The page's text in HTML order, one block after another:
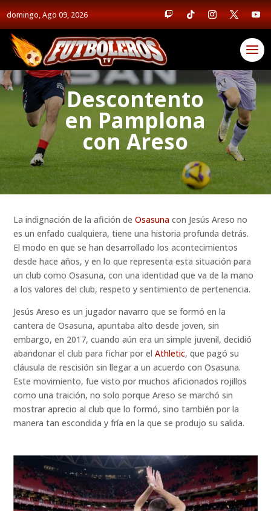
domingo, Ago 09, 2026
Descontento
en Pamplona
con Areso
La indignación de la afición deOsasunacon Jesús Areso no
es un enfado cualquiera, tiene una historia profunda detrás.
El modo en que se han desarrollado los acontecimientos
desde hace años, y en lo que representa esta situación para
un club como Osasuna, con una identidad que va de la mano
a los valores del club, respeto y sentimiento de pertenencia.
Jesús Areso es un jugador navarro que se formó en la
cantera de Osasuna, apuntaba alto desde joven, sin
embargo, en 2017, cuando aún era un simple juvenil, decidió
abandonar el club para fichar por elAthletic, que pagó su
cláusula de rescisión sin llegar a un acuerdo con Osasuna.
Este movimiento, fue visto por muchos aficionados rojillos
como una traición, no solo porque Areso se marchó sin
mostrar aprecio al club que lo formó, sino también por la
manera tan escondida y fría en la que se produjo su salida.